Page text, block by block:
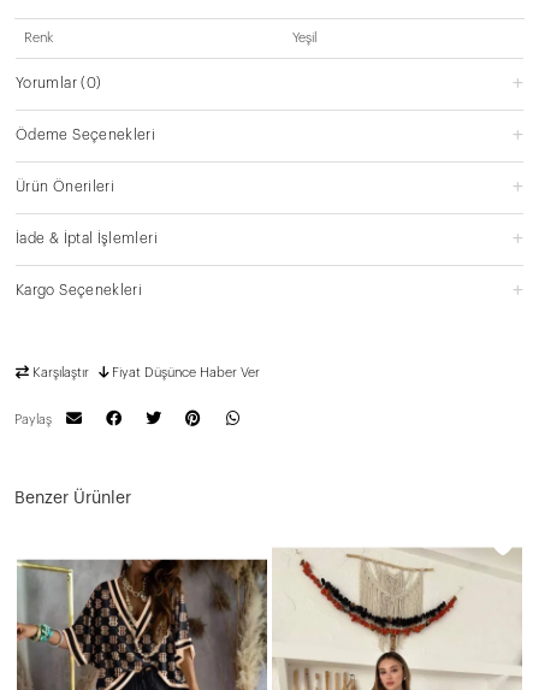
Renk Yeşil
Yorumlar(0)
Ödeme Seçenekleri
Ürün Önerileri
İade & İptal İşlemleri
Kargo Seçenekleri
Karşılaştır Fiyat Düşünce Haber Ver
Paylaş
Benzer Ürünler